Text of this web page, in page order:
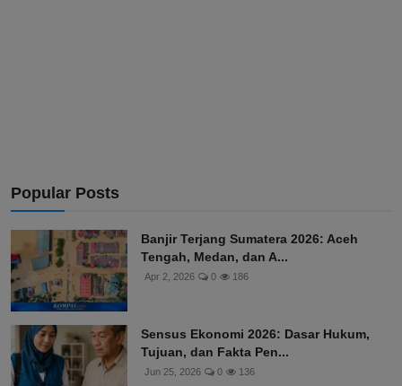
Popular Posts
Banjir Terjang Sumatera 2026: Aceh
Tengah, Medan, dan A...
Apr 2, 2026 0 186
Sensus Ekonomi 2026: Dasar Hukum,
Tujuan, dan Fakta Pen...
Jun 25, 2026 0 136